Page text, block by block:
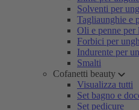
Solventi per
Tagliaunghie e
Oli e penne per
Forbici per
Indurente per
Smalti
Cofanetti beauty
Visualizza tutti
Set bagno e
Set pedicure